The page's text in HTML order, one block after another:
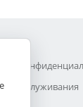
обслуживания